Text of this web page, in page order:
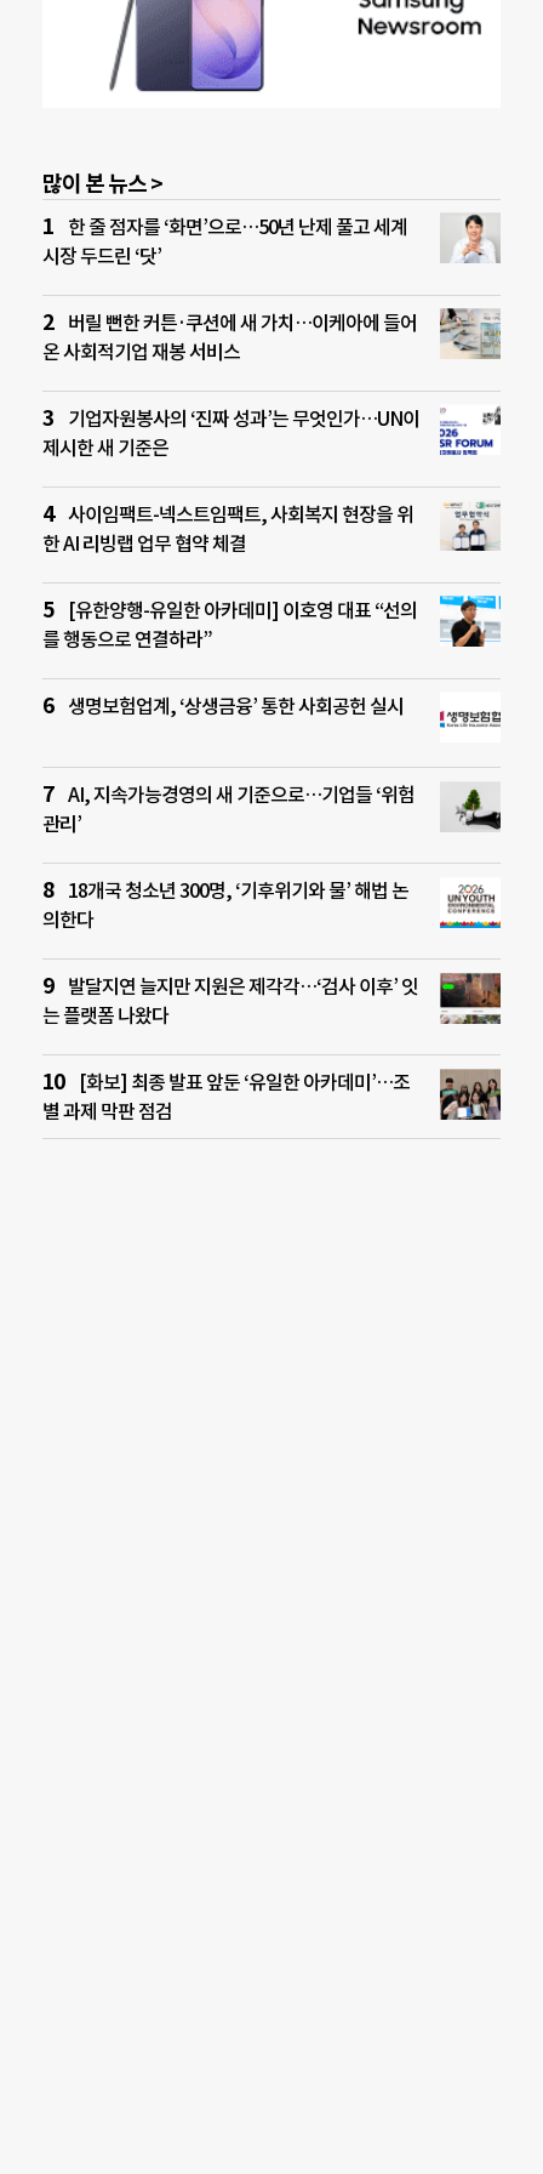
많이 본 뉴스 >
한 줄 점자를 ‘화면’으로…50년 난제 풀고 세계
시장 두드린 ‘닷’
버릴 뻔한 커튼·쿠션에 새 가치…이케아에 들어
온 사회적기업 재봉 서비스
기업자원봉사의 ‘진짜 성과’는 무엇인가…UN이
제시한 새 기준은
사이임팩트-넥스트임팩트, 사회복지 현장을 위
한 AI 리빙랩 업무 협약 체결
[유한양행-유일한 아카데미] 이호영 대표 “선의
를 행동으로 연결하라”
생명보험업계, ‘상생금융’ 통한 사회공헌 실시
AI, 지속가능경영의 새 기준으로…기업들 ‘위험
관리’
18개국 청소년 300명, ‘기후위기와 물’ 해법 논
의한다
발달지연 늘지만 지원은 제각각…‘검사 이후’ 잇
는 플랫폼 나왔다
[화보] 최종 발표 앞둔 ‘유일한 아카데미’…조
별 과제 막판 점검